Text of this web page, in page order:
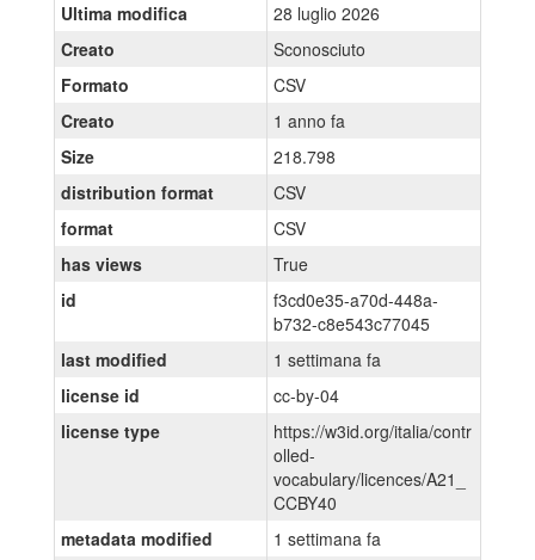
Ultima modifica
28 luglio 2026
Creato
Sconosciuto
Formato
CSV
Creato
1 anno fa
Size
218.798
distribution format
CSV
format
CSV
has views
True
id
f3cd0e35-a70d-448a-
b732-c8e543c77045
last modified
1 settimana fa
license id
cc-by-04
license type
https://w3id.org/italia/contr
olled-
vocabulary/licences/A21_
CCBY40
metadata modified
1 settimana fa